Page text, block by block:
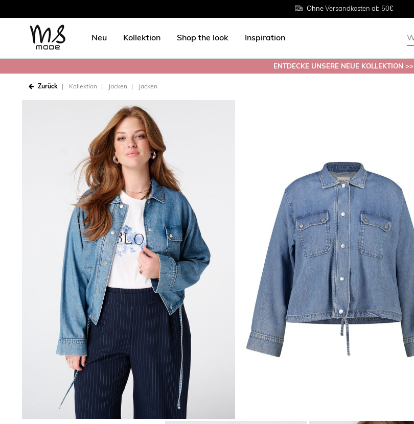
OhneVersandkosten ab 50€
Grösse38 - 54
Rückgabe innerhalb 30 Tagen
Neu Kollektion Shop the look Inspiration
ENTDECKE UNSERE NEUE KOLLEKTION >>
Zurück Kollektion Jacken Jacken